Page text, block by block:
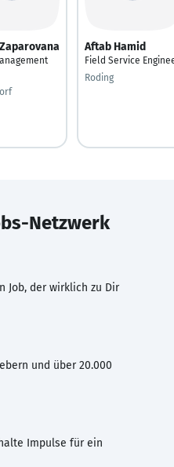
Aftab Hamid
Field Service
Roding
Netzwerk
Job, der wirklich zu Dir
und über 20.000
Impulse für ein